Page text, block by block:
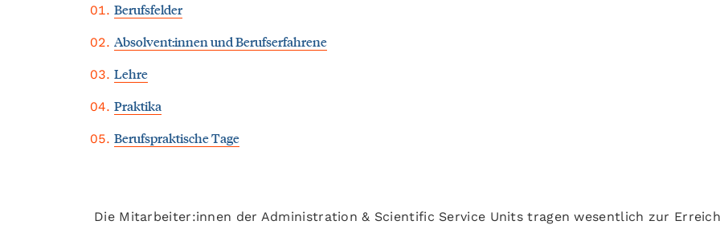
Berufsfelder
Absolvent:innen und Berufserfahrene
Lehre
Praktika
Berufspraktische Tage
Die Mitarbeiter:innen der Administration & Scientific Service Units tragen wesentlich zur